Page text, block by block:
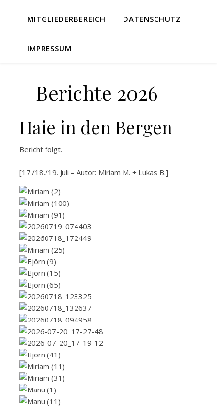
MITGLIEDERBEREICH DATENSCHUTZ
IMPRESSUM
Berichte 2026
Haie in den Bergen
Bericht folgt.
[17./18./19. Juli – Autor: Miriam M. + Lukas B.]